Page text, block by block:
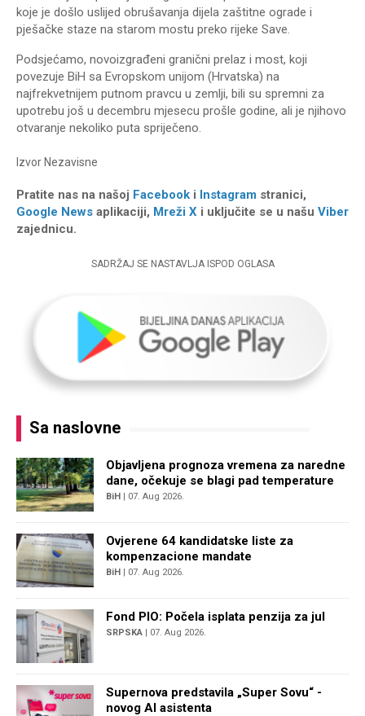
koje je došlo uslijed obrušavanja dijela zaštitne ograde i
pješačke staze na starom mostu preko rijeke Save.
Podsjećamo, novoizgrađeni granični prelaz i most, koji
povezuje BiH sa Evropskom unijom (Hrvatska) na
najfrekvetnijem putnom pravcu u zemlji, bili su spremni za
upotrebu još u decembru mjesecu prošle godine, ali je njihovo
otvaranje nekoliko puta spriječeno.
Izvor Nezavisne
Pratite nas na našoj Facebook i Instagram stranici,
Google News aplikaciji, Mreži X i uključite se u našu Viber
zajednicu.
SADRŽAJ SE NASTAVLJA ISPOD OGLASA
Sa naslovne
Objavljena prognoza vremena za naredne
dane, očekuje se blagi pad temperature
BiH | 07. Aug 2026.
Ovjerene 64 kandidatske liste za
kompenzacione mandate
BiH | 07. Aug 2026.
Fond PIO: Počela isplata penzija za jul
SRPSKA | 07. Aug 2026.
Supernova predstavila „Super Sovu“ -
novog AI asistenta